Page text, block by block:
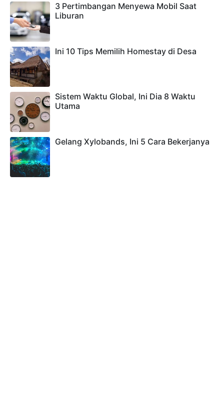
3 Pertimbangan Menyewa Mobil Saat
Liburan
Ini 10 Tips Memilih Homestay di Desa
Sistem Waktu Global, Ini Dia 8 Waktu
Utama
Gelang Xylobands, Ini 5 Cara Bekerjanya